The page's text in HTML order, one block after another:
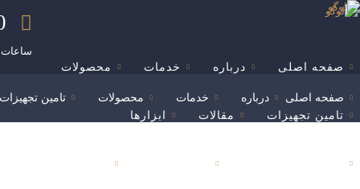
ساعات
صفحه اصلی درباره خدمات محصولات تامین تجهیزات
صفحه اصلی درباره خدمات محصولات
تامین تجهیزات مقالات ابزارها